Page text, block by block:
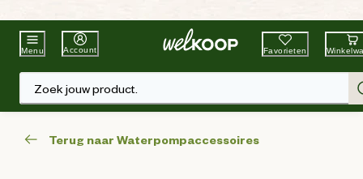
Beste WinkelketenTuin & Dier
Menu Account Favorieten
Zoek jouw product.
Terug naar Waterpompaccessoires